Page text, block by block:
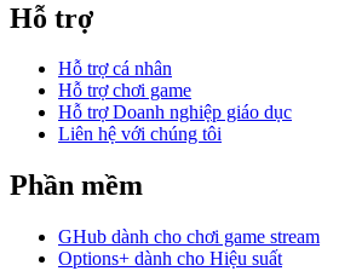
Hỗ trợ
Hỗ trợ cá nhân
Hỗ trợ chơi game
Hỗ trợ Doanh nghiệp giáo dục
Liên hệ với chúng tôi
Phần mềm
GHub dành cho chơi game stream
Options+ dành cho Hiệu suất